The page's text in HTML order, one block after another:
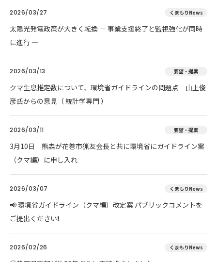
2026/03/27 くまもりNews
太陽光発電政策が大きく転換 ― 事業支援終了と監視強化が同時
に進行 ―
2026/03/13 要望・提案
クマ生息推定数について、環境省ガイドラインの問題点 山上俊
彦氏からの意見（ 統計学専門 ）
2026/03/11 要望・提案
3月10日 熊森が花巻市猟友会長と共に環境省にガイドライン案
（クマ編）に申し入れ
2026/03/07 くまもりNews
📢 環境省ガイドライン（クマ編）改定案 パブリックコメントを
ご提出ください❗
2026/02/26 くまもりNews